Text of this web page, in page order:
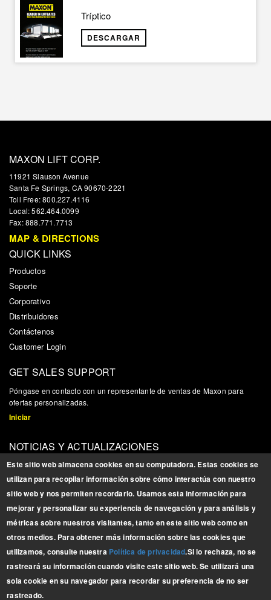
Tríptico
DESCARGAR
MAXON LIFT CORP.
11921 Slauson Avenue
Santa Fe Springs, CA 90670-2221
Toll Free: 800.227.4116
Local: 562.464.0099
Fax: 888.771.7713
MAP & DIRECTIONS
QUICK LINKS
Productos
Soporte
Corporativo
Distribuidores
Contáctenos
Customer Login
GET SALES SUPPORT
Póngase en contacto con un representante de ventas de Maxon para
ofertas personalizadas.
Iniciar
NOTICIAS Y ACTUALIZACIONES
Regístrese para obtener actualizaciones, noticias e información
relacionada con los productos
Registrarse
BROCHURES
Descargue nuestros
Este sitio web almacena cookies en su computadora. Estas cookies se
utilizan para recopilar información sobre cómo interactúa con nuestro
sitio web y nos permiten recordarlo. Usamos esta información para
mejorar y personalizar su experiencia de navegación y para análisis y
métricas sobre nuestros visitantes, tanto en este sitio web como en
otros medios. Para obtener más información sobre las cookies que
utilizamos, consulte nuestra Política de privacidad.Si lo rechaza, no se
rastreará su información cuando visite este sitio web. Se utilizará una
sola cookie en su navegador para recordar su preferencia de no ser
rastreado.